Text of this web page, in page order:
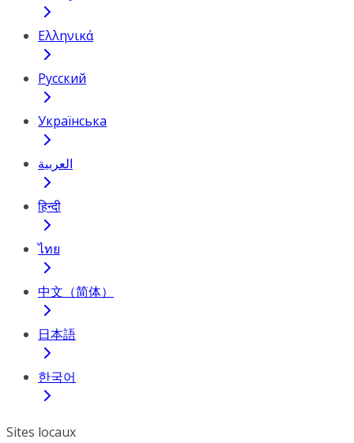
Ελληνικά
Русский
Українська
العربية
हिन्दी
ไทย
中文（简体）
日本語
한국어
Sites locaux